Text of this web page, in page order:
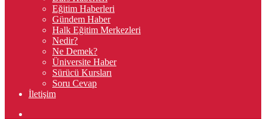
Eğitim Haberleri
Gündem Haber
Halk Eğitim Merkezleri
Nedir?
Ne Demek?
Üniversite Haber
Sürücü Kursları
Soru Cevap
İletişim